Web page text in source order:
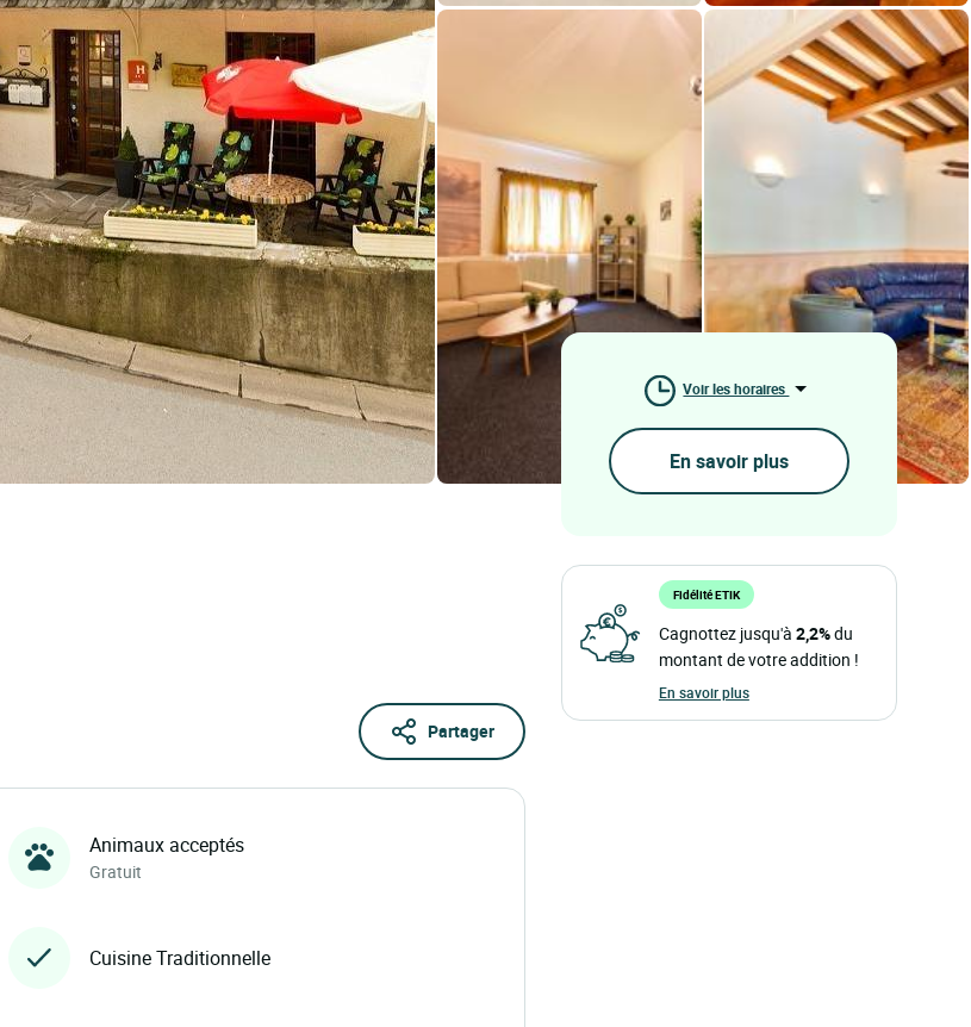
Partager
Animaux acceptés
Gratuit
Cuisine Traditionnelle
Voir les horaires
En savoir plus
Fidélité ETIK
Cagnottez jusqu'à 2,2%du
montant de votre addition !
En savoir plus